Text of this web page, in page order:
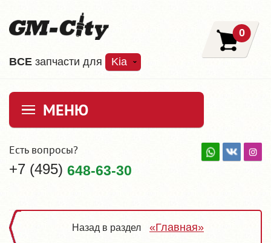
ВCE запчасти для Kia
0
МЕНЮ
Есть вопросы?
+7 (495) 648-63-30
Назад в раздел «Главная»